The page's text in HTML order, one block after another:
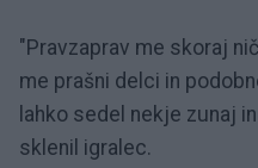
"Pravzaprav me skoraj
me prašni delci in
lahko sedel nekje zunaj
sklenil igralec.